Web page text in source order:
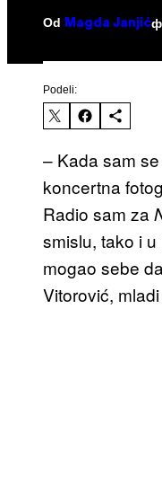
Od Magda Janjić
Podeli:
– Kada sam
koncertna
Radio sam za
smislu, tako i
mogao sebe
Vitorović,